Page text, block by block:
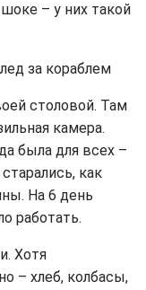
– у них такой
за кораблем
столовой. Там
камера.
была для всех –
как
На 6 день
работать.
Хотя
– хлеб, колбасы,